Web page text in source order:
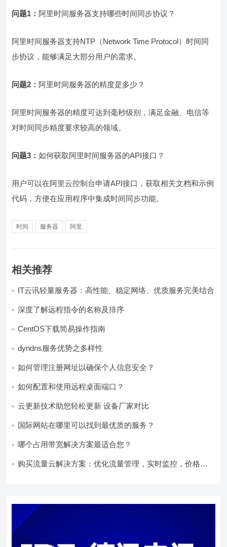
问题1： 阿里时间服务器支持哪些时间同步协议？
阿里时间服务器支持NTP（Network Time Protocol）时间同
步协议，能够满足大部分用户的需求。
问题2： 阿里时间服务器的精度是多少？
阿里时间服务器的精度可达到毫秒级别，满足金融、电信等
对时间同步精度要求较高的领域。
问题3：如何获取阿里时间服务器的API接口？
用户可以在阿里云控制台申请API接口，获取相关文档和示例
代码，方便在应用程序中集成时间同步功能。
时间 服务器 阿里
相关推荐
IT云讯轻量服务器：高性能、稳定网络、优质服务完美结合
深度了解远程指令的名称及排序
CentOS下载简易操作指南
dyndns服务优势之多样性
如何管理注册网址以确保个人信息安全？
如何配置和使用远程桌面端口？
云更新技术助您轻松更新 设备厂家对比
国际网站在哪里可以找到最优质的服务？
哪个占用带宽解决方案最适合您？
购买流量云解决方案：优化流量管理，实时监控，价格实